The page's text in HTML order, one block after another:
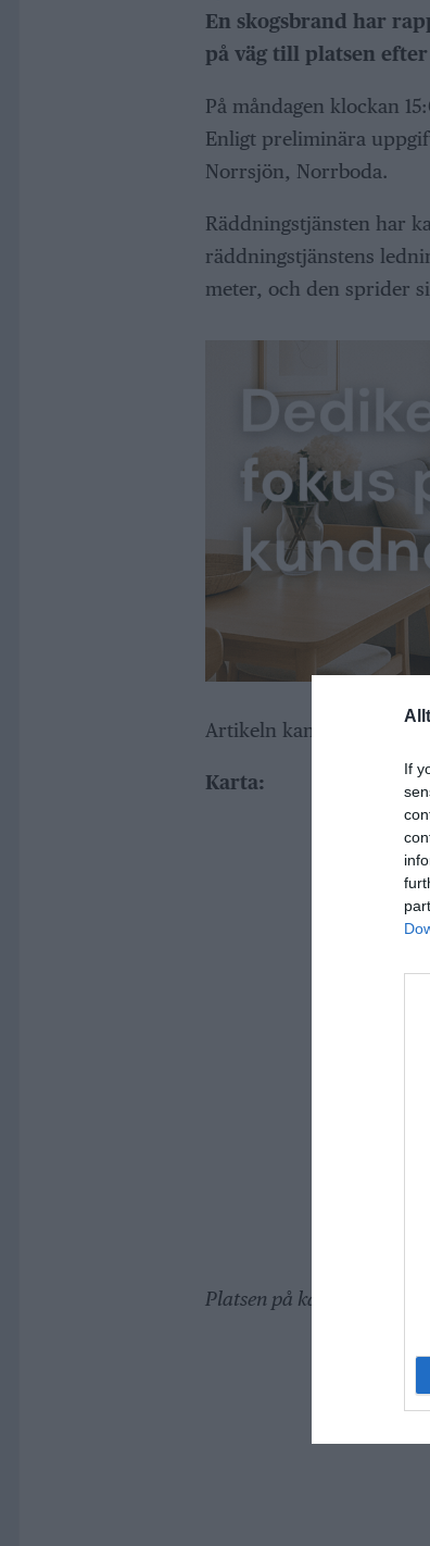
If
En skogsbrand har
på väg till platsen
På måndagen klockan
Enligt preliminära
Norrsjön, Norrboda.
Räddningstjänsten har
räddningstjänstens
meter, och den sprider
Artikeln kan komma att
Karta:
Platsen på kartan är